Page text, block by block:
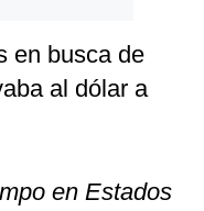
en busca de
al dólar a
en Estados